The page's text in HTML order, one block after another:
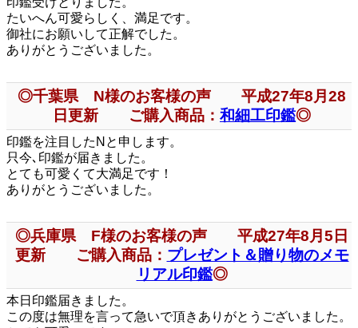
たいへん可愛らしく、満足です。
御社にお願いして正解でした。
ありがとうございました。
◎千葉県 N様のお客様の声 平成27年8月28
日更新 ご購入商品： 和細工印鑑◎
印鑑を注目したNと申します。
只今､印鑑が届きました。
とても可愛くて大満足です！
ありがとうございました。
◎兵庫県 F様のお客様の声 平成27年8月5日
更新 ご購入商品： プレゼント＆贈り物のメモ
リアル印鑑◎
本日印鑑届きました。
この度は無理を言って急いで頂きありがとうございました。